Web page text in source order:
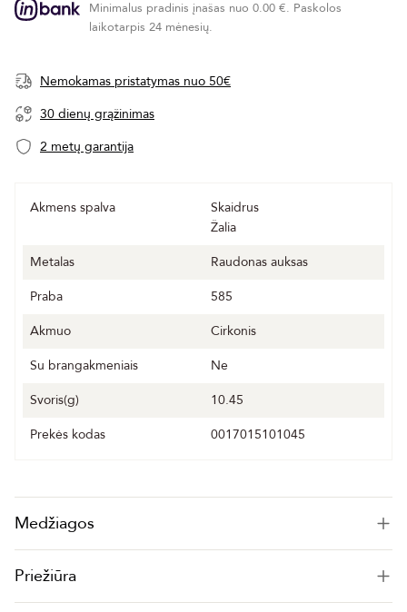
Minimalus pradinis įnašas nuo 0.00 €. Paskolos
laikotarpis 24 mėnesių.
Nemokamas pristatymas nuo 50€
30 dienų grąžinimas
2 metų garantija
Akmens spalva
Skaidrus
Žalia
Metalas
Raudonas auksas
Praba
585
Akmuo
Cirkonis
Su brangakmeniais
Ne
Svoris(g)
10.45
Prekės kodas
0017015101045
Medžiagos
Priežiūra